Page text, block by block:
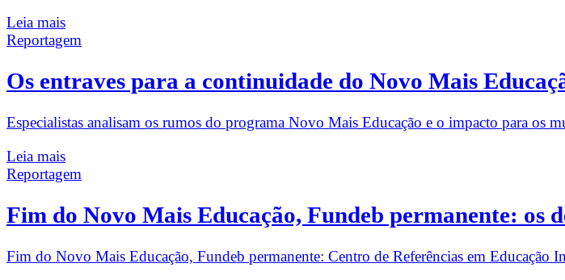
Leia mais
Reportagem
Os entraves para a continuidade do Novo Mais
Especialistas analisam os rumos do programa Novo Mais Educação e o impacto para os
Leia mais
Reportagem
Fim do Novo Mais Educação, Fundeb permanente: os
Fim do Novo Mais Educação, Fundeb permanente: Centro de Referências em Educação